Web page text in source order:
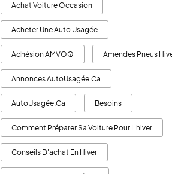
Achat Voiture Occasion
Acheter Une Auto Usagée
Adhésion AMVOQ Amendes Pneus
Annonces AutoUsagée.ca
AutoUsagée.ca Besoins
Comment Préparer Sa Voiture Pour L'hiver
Conseils D'achat En Hiver